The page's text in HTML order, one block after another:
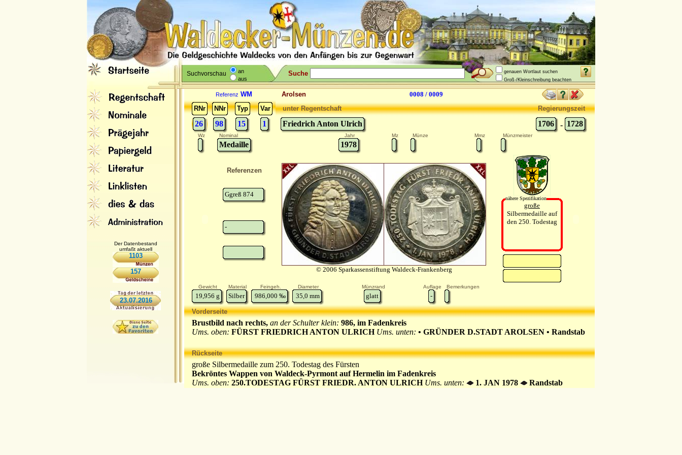
Suchvorschau
an
aus
Suche
genauen Wortlaut suchen
Groß-/Kleinschreibung beachten
Der Datenbestand
umfaßt aktuell
1103
157
23.07.2016
Referenz WM Arolsen
0008 / 0009
RNr
NNr Typ Var
26 98 15 1
unter Regentschaft Regierungszeit
Friedrich Anton Ulrich 1706 - 1728
Wz Nominal Jahr Mz Münze Mmz Münzmeister
Medaille 1978
Referenzen
Ggreß 874
-
© 2006 Sparkassenstiftung Waldeck-Frankenberg
nähere Spezifikation
große
Silbermedaille auf
den 250. Todestag
Gewicht Material Feingeh. Diameter Münzrand Auflage Bemerkungen
19,956 g Silber 986,000 ‰ 35,0 mm glatt -
Vorderseite
Brustbild nach rechts, an der Schulter klein: 986, im Fadenkreis
Ums. oben: FÜRST FRIEDRICH ANTON ULRICH Ums. unten: • GRÜNDER D.STADT AROLSEN • Randstab
Rückseite
große Silbermedaille zum 250. Todestag des Fürsten
Bekröntes Wappen von Waldeck-Pyrmont auf Hermelin im Fadenkreis
Ums. oben: 250.TODESTAG FÜRST FRIEDR. ANTON ULRICH Ums. unten: 1. JAN 1978 Randstab